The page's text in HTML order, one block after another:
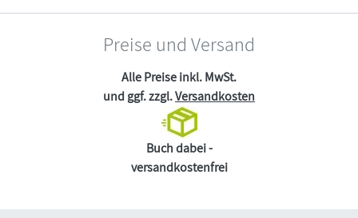
Preise und Versand
Alle Preise inkl. MwSt.
und ggf. zzgl.Versandkosten
Buch dabei -
versandkostenfrei